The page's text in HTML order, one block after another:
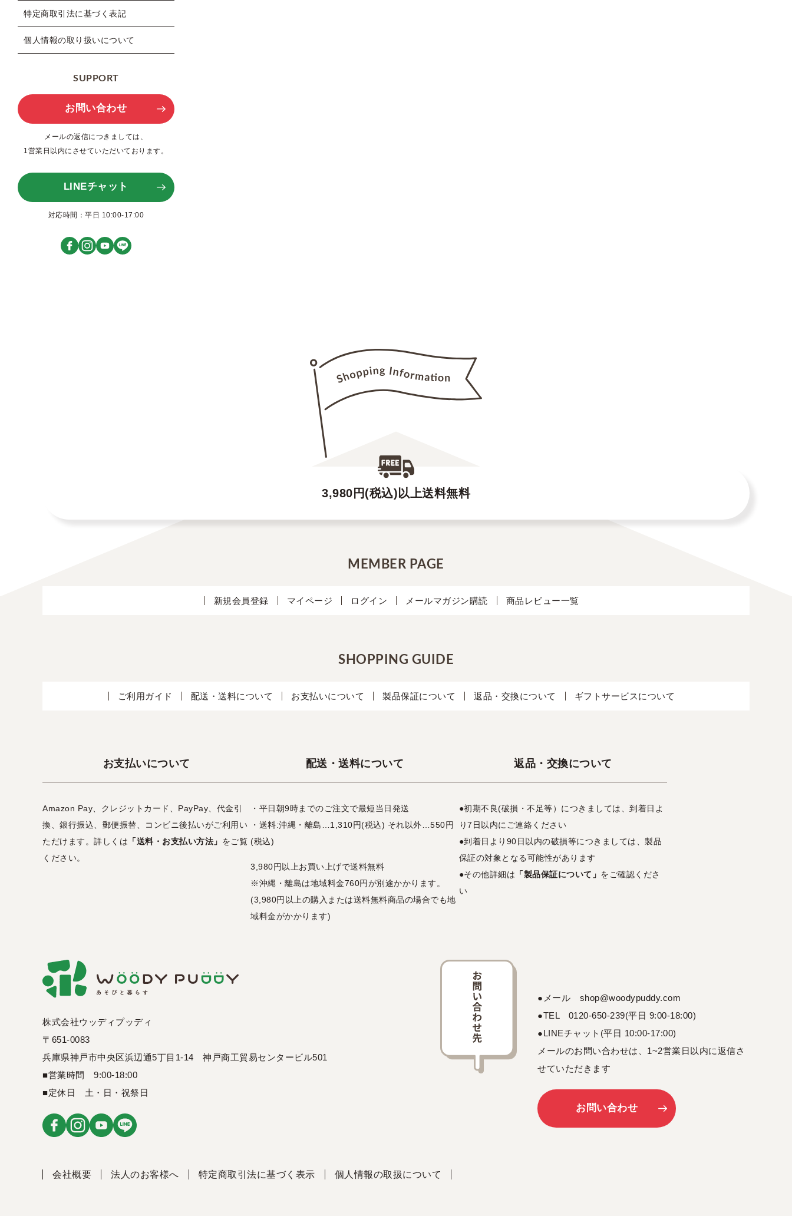
特定商取引法に基づく表記
個人情報の取り扱いについて
SUPPORT
お問い合わせ
メールの返信につきましては、
1営業日以内にさせていただいております。
LINEチャット
対応時間：平日 10:00-17:00
3,980円(税込)以上送料無料
MEMBER PAGE
新規会員登録 マイページ ログイン メールマガジン購読 商品レビュー一覧
SHOPPING GUIDE
ご利用ガイド 配送・送料について お支払いについて 製品保証について 返品・交換について ギフトサービスについて
お支払いについて
Amazon Pay、クレジットカード、PayPay、代金引
換、銀行振込、郵便振替、コンビニ後払いがご利用い
ただけます。詳しくは 「送料・お支払い方法」 をご覧
ください。
配送・送料について
・平日朝9時までのご注文で最短当日発送
・送料:沖縄・離島…1,310円(税込) それ以外…550円
(税込)
3,980円以上お買い上げで送料無料
※沖縄・離島は地域料金760円が別途かかります。
(3,980円以上の購入または送料無料商品の場合でも地
域料金がかかります)
返品・交換について
●初期不良(破損・不足等）につきましては、到着日よ
り7日以内にご連絡ください
●到着日より90日以内の破損等につきましては、製品
保証の対象となる可能性があります
●その他詳細は 「製品保証について」 をご確認くださ
い
株式会社ウッディプッディ
〒651-0083
兵庫県神戸市中央区浜辺通5丁目1-14 神戸商工貿易センタービル501
■営業時間 9:00-18:00
■定休日 土・日・祝祭日
●メール shop@woodypuddy.com
●TEL 0120-650-239(平日 9:00-18:00)
●LINEチャット(平日 10:00-17:00)
メールのお問い合わせは、1~2営業日以内に返信さ
せていただきます
お問い合わせ
会社概要 法人のお客様へ 特定商取引法に基づく表示 個人情報の取扱について